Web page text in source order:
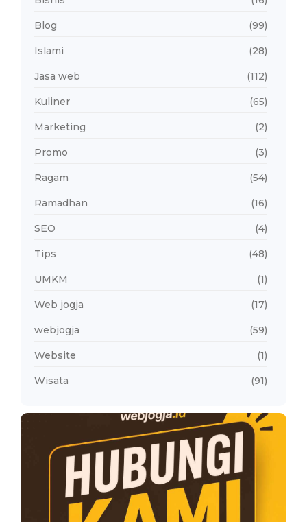
Blog (99)
Islami (28)
Jasa web (112)
Kuliner (65)
Marketing (2)
Promo (3)
Ragam (54)
Ramadhan (16)
SEO (4)
Tips (48)
UMKM (1)
Web jogja (17)
webjogja (59)
Website (1)
Wisata (91)